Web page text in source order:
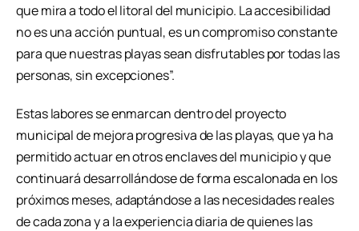
que mira a todo el litoral del municipio. La accesibilidad
no es una acción puntual, es un compromiso constante
para que nuestras playas sean disfrutables por todas las
personas, sin excepciones”.
Estas labores se enmarcan dentro del proyecto
municipal de mejora progresiva de las playas, que ya ha
permitido actuar en otros enclaves del municipio y que
continuará desarrollándose de forma escalonada en los
próximos meses, adaptándose a las necesidades reales
de cada zona y a la experiencia diaria de quienes las